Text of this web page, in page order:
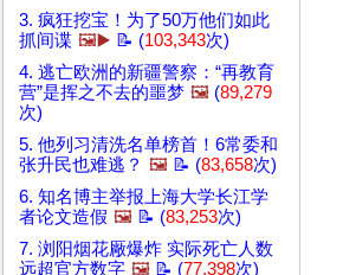
3. 疯狂挖宝！为了50万他们如此
抓间谍 🖼️▶️ 📝 (103,343次)
4. 逃亡欧洲的新疆警察：“再教育
营”是挥之不去的噩梦 🖼️ (89,279
次)
5. 他列习清洗名单榜首！6常委和
张升民也难逃？ 🖼️ 📝 (83,658次)
6. 知名博主举报上海大学长江学
者论文造假 🖼️ 📝 (83,253次)
7. 浏阳烟花厰爆炸 实际死亡人数
远超官方数字 🖼️ 📝 (77,398次)